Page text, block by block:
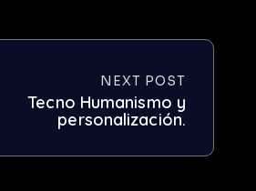
NEXT POST
Tecno Humanismo y
personalización.